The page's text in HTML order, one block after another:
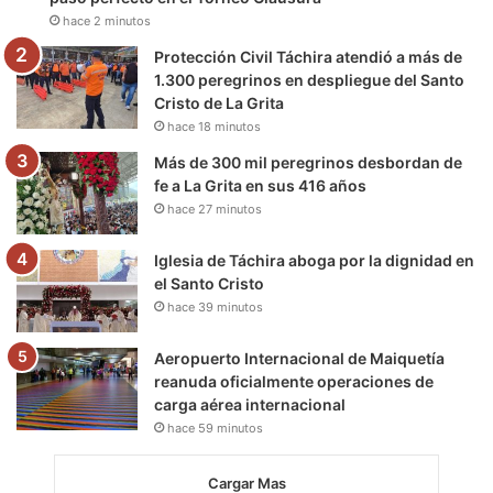
k
m
hace 2 minutos
Protección Civil Táchira atendió a más de
1.300 peregrinos en despliegue del Santo
Cristo de La Grita
hace 18 minutos
Más de 300 mil peregrinos desbordan de
fe a La Grita en sus 416 años
hace 27 minutos
Iglesia de Táchira aboga por la dignidad en
el Santo Cristo
hace 39 minutos
Aeropuerto Internacional de Maiquetía
reanuda oficialmente operaciones de
carga aérea internacional
hace 59 minutos
Cargar Mas